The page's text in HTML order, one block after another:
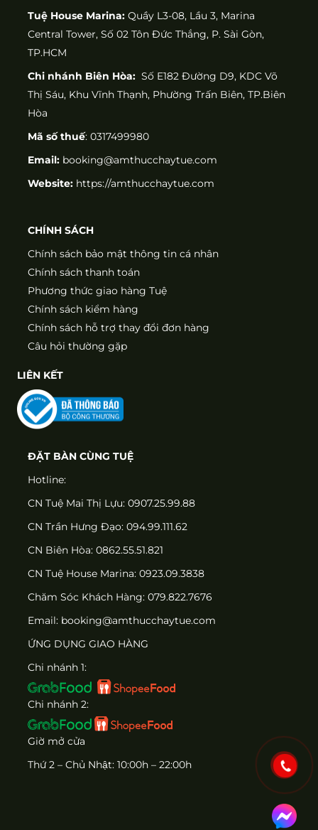
Tuệ House Marina: Quầy L3-08, Lầu 3, Marina
Central Tower, Số 02 Tôn Đức Thắng, P. Sài Gòn,
TP.HCM
Chi nhánh Biên Hòa: Số E182 Đường D9, KDC Võ
Thị Sáu, Khu Vĩnh Thạnh, Phường Trấn Biên, TP.Biên
Hòa
Mã số thuế: 0317499980
Email: booking@amthucchaytue.com
Website: https://amthucchaytue.com
CHÍNH SÁCH
Chính sách bảo mật thông tin cá nhân
Chính sách thanh toán
Phương thức giao hàng Tuệ
Chính sách kiểm hàng
Chính sách hỗ trợ thay đổi đơn hàng
Câu hỏi thường gặp
LIÊN KẾT
ĐẶT BÀN CÙNG TUỆ
Hotline:
CN Tuệ Mai Thị Lựu: 0907.25.99.88
CN Trần Hưng Đạo: 094.99.111.62
CN Biên Hòa: 0862.55.51.821
CN Tuệ House Marina: 0923.09.3838
Chăm Sóc Khách Hàng: 079.822.7676
Email: booking@amthucchaytue.com
ỨNG DỤNG GIAO HÀNG
Chi nhánh 1:
Chi nhánh 2:
Giờ mở cửa
Thứ 2 – Chủ Nhật: 10:00h – 22:00h